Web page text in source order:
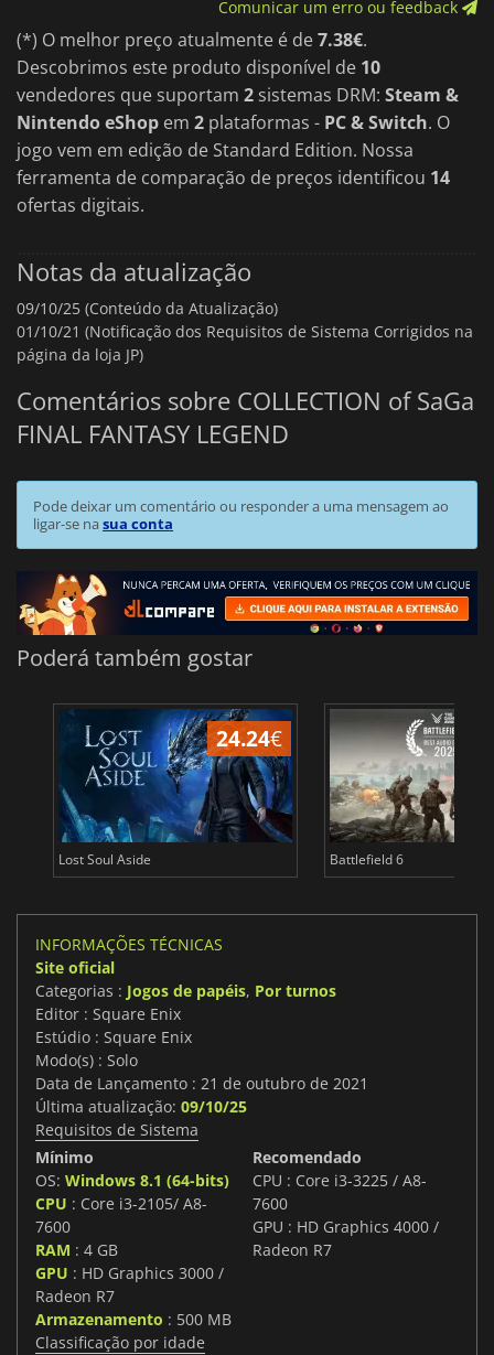
Comunicar um erro ou feedback
(*) O melhor preço atualmente é de7.38€.
Descobrimos este produto disponível de 10
vendedores que suportam 2 sistemas DRM: Steam &
Nintendo eShop em 2 plataformas - PC & Switch. O
jogo vem em edição de Standard Edition. Nossa
ferramenta de comparação de preços identificou 14
ofertas digitais.
Notas da atualização
09/10/25 (Conteúdo da Atualização)
01/10/21 (Notificação dos Requisitos de Sistema Corrigidos na
página da loja JP)
Comentários sobre COLLECTION of SaGa
FINAL FANTASY LEGEND
Pode deixar um comentário ou responder a uma mensagem ao
ligar-se nasua conta
Poderá também gostar
24.24€
Lost Soul Aside Battlefield 6
INFORMAÇÕES TÉCNICAS
Site oficial
Categorias : Jogos de papéis, Por turnos
Editor : Square Enix
Estúdio : Square Enix
Modo(s) : Solo
Data de Lançamento : 21 de outubro de 2021
Última atualização: 09/10/25
Requisitos de Sistema
Mínimo
OS: Windows 8.1 (64-bits)
CPU : Core i3-2105/ A8-
7600
RAM : 4 GB
GPU : HD Graphics 3000 /
Radeon R7
Armazenamento : 500 MB
Recomendado
CPU : Core i3-3225 / A8-
7600
GPU : HD Graphics 4000 /
Radeon R7
Classificação por idade